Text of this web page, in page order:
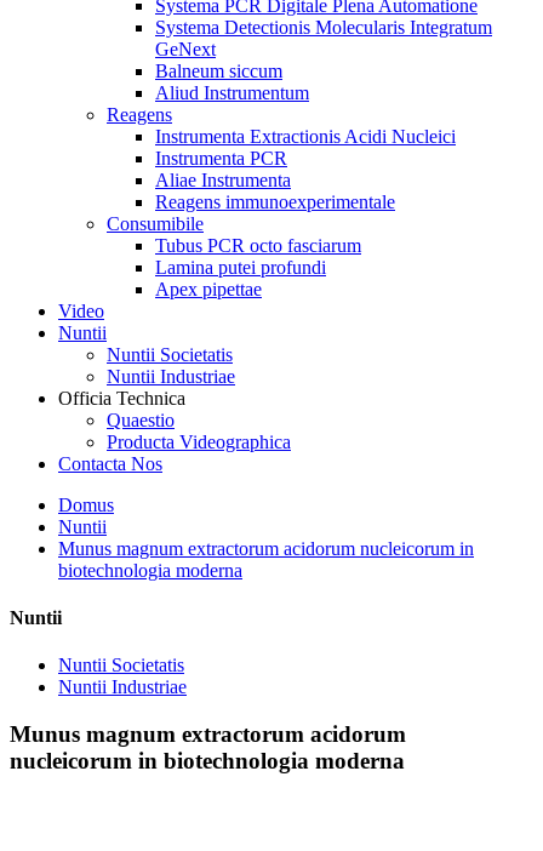
Systema PCR Digitale Plena Automatione
Systema Detectionis Molecularis Integratum
GeNext
Balneum siccum
Aliud Instrumentum
Reagens
Instrumenta Extractionis Acidi Nucleici
Instrumenta PCR
Aliae Instrumenta
Reagens immunoexperimentale
Consumibile
Tubus PCR octo fasciarum
Lamina putei profundi
Apex pipettae
Video
Nuntii
Nuntii Societatis
Nuntii Industriae
Officia Technica
Quaestio
Producta Videographica
Contacta Nos
Domus
Nuntii
Munus magnum extractorum acidorum nucleicorum in
biotechnologia moderna
Nuntii
Nuntii Societatis
Nuntii Industriae
Munus magnum extractorum acidorum
nucleicorum in biotechnologia moderna